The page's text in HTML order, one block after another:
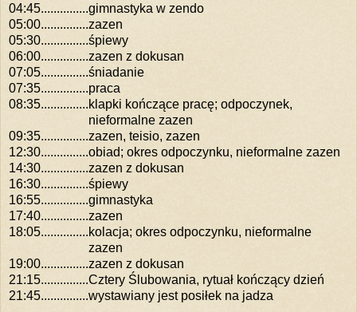
04:45...............gimnastyka w zendo
05:00...............zazen
05:30...............śpiewy
06:00...............zazen z dokusan
07:05...............śniadanie
07:35...............praca
08:35...............klapki kończące pracę; odpoczynek,
nieformalne zazen
09:35...............zazen, teisio, zazen
12:30...............obiad; okres odpoczynku, nieformalne zazen
14:30...............zazen z dokusan
16:30...............śpiewy
16:55...............gimnastyka
17:40...............zazen
18:05...............kolacja; okres odpoczynku, nieformalne
zazen
19:00...............zazen z dokusan
21:15...............Cztery Ślubowania, rytuał kończący dzień
21:45...............wystawiany jest posiłek na jadza